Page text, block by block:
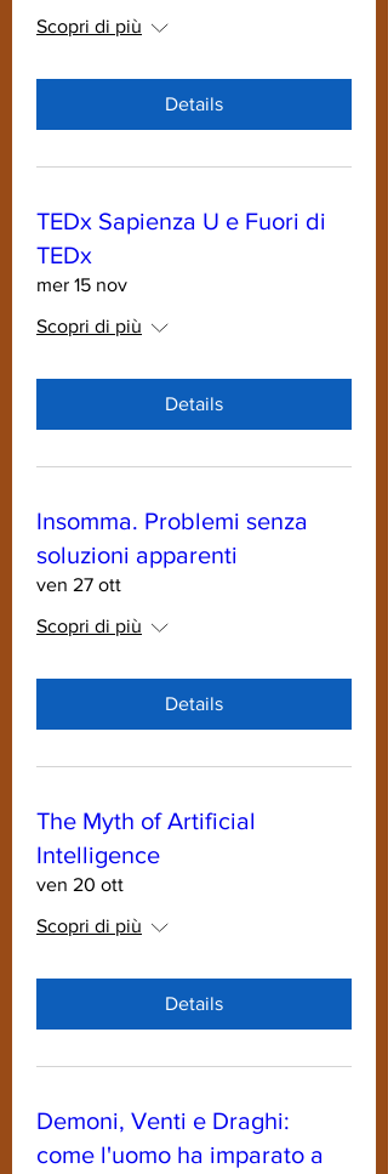
Scopri di più
Details
TEDx Sapienza U e Fuori di
TEDx
mer 15 nov
Scopri di più
Details
Insomma. Problemi senza
soluzioni apparenti
ven 27 ott
Scopri di più
Details
The Myth of Artificial
Intelligence
ven 20 ott
Scopri di più
Details
Demoni, Venti e Draghi:
come l'uomo ha imparato a